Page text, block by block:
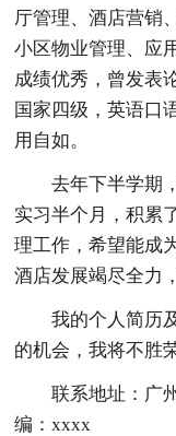
厅管理、酒店营销
小区物业管理、应
成绩优秀，曾发表
国家四级，英语口
用自如。
去年下半学期
实习半个月，积累
理工作，希望能成
酒店发展竭尽全力
我的个人简历
的机会，我将不胜
联系地址：广
编：xxxx